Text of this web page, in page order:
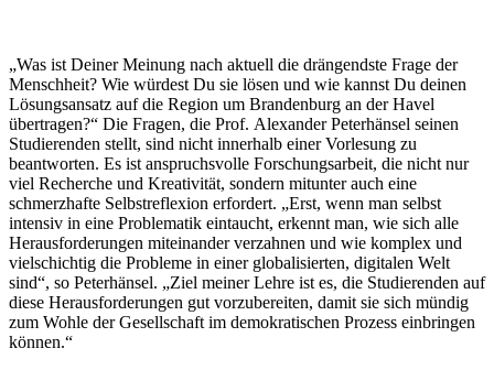
„Was ist Deiner Meinung nach aktuell die drängendste Frage der
Menschheit? Wie würdest Du sie lösen und wie kannst Du deinen
Lösungsansatz auf die Region um Brandenburg an der Havel
übertragen?“ Die Fragen, die Prof. Alexander Peterhänsel seinen
Studierenden stellt, sind nicht innerhalb einer Vorlesung zu
beantworten. Es ist anspruchsvolle Forschungsarbeit, die nicht nur
viel Recherche und Kreativität, sondern mitunter auch eine
schmerzhafte Selbstreflexion erfordert. „Erst, wenn man selbst
intensiv in eine Problematik eintaucht, erkennt man, wie sich alle
Herausforderungen miteinander verzahnen und wie komplex und
vielschichtig die Probleme in einer globalisierten, digitalen Welt
sind“, so Peterhänsel. „Ziel meiner Lehre ist es, die Studierenden auf
diese Herausforderungen gut vorzubereiten, damit sie sich mündig
zum Wohle der Gesellschaft im demokratischen Prozess einbringen
können.“